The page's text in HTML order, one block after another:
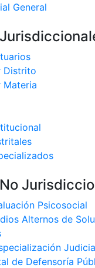
General
Distrito
Materia
Psicosocial
Alternos de
de Defensoría